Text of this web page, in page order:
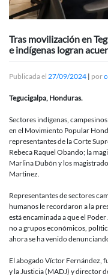
Tras movilización en
e indígenas logran
Publicada el 27/09/2024 | por
Tegucigalpa, Honduras.
Sectores indígenas,
en el Movimiento Popular
representantes de la Corte
Rebeca Raquel Obando; la
Marlina Dubón y los
Martinez.
Representantes de sectores
humanos le recordaron a la
está encaminada a que el
no a grupos económicos,
ahora se ha venido
El abogado Víctor Fernández,
y la Justicia (MADJ) y director